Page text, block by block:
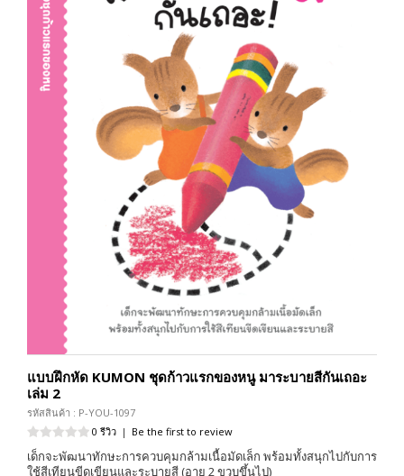
แบบฝึกหัด KUMON ชุดก้าวแรกของหนู มาระบายสีกันเถอะ
เล่ม 2
รหัสสินค้า : P-YOU-1097
0 รีวิว | Be the first to review
เด็กจะพัฒนาทักษะการควบคุมกล้ามเนื้อมัดเล็ก พร้อมทั้งสนุกไปกับการ
ใช้สีเทียนขีดเขียนและระบายสี (อายุ 2 ขวบขึ้นไป)